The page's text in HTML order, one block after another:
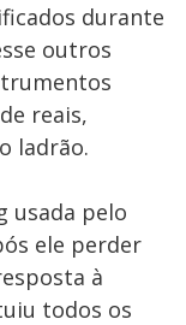
durante
outros
reais,
ladrão.
usada pelo
ele perder
à
todos os